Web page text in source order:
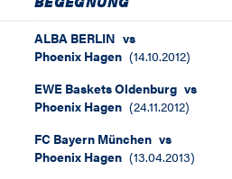
ALBA BERLIN vs
Phoenix Hagen (14.10.2012)
EWE Baskets Oldenburg vs
Phoenix Hagen (24.11.2012)
FC Bayern München vs
Phoenix Hagen (13.04.2013)